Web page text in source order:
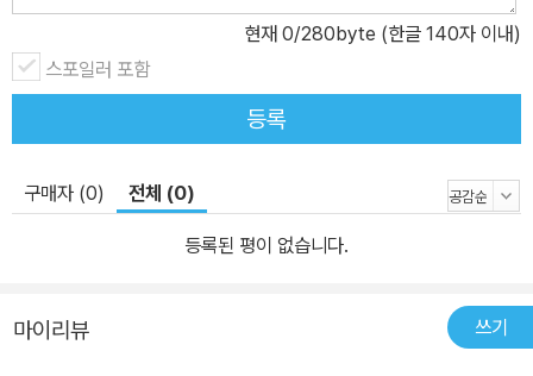
<MOE> 그림책 서점 대상을 수상하며 독자들의 열광적인 반응을 얻
고 있습니다. 끊임없이 새로운 아이디어를 선보이는 타나카 타츠야
작가의 미니어처 세상을 그림책으로 만나 보세요.
현재 0/280byte (한글 140자 이내)
스포일러 포함
등록
구매자 (0) 전체 (0)
등록된 평이 없습니다.
마이리뷰 쓰기